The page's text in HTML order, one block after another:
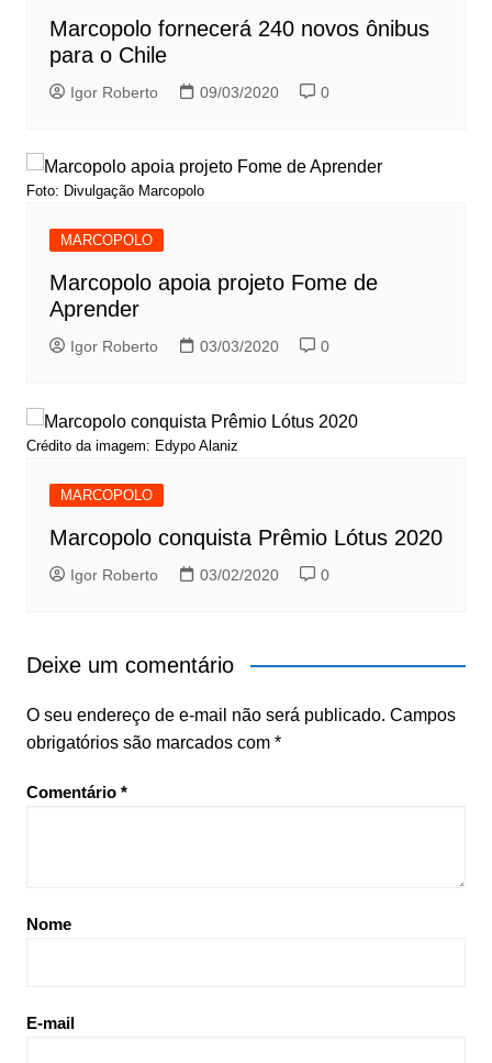
Marcopolo fornecerá 240 novos ônibus
para o Chile
Igor Roberto 09/03/2020 0
Foto: Divulgação Marcopolo
MARCOPOLO
Marcopolo apoia projeto Fome de
Aprender
Igor Roberto 03/03/2020 0
Crédito da imagem: Edypo Alaniz
MARCOPOLO
Marcopolo conquista Prêmio Lótus 2020
Igor Roberto 03/02/2020 0
Deixe um comentário
O seu endereço de e-mail não será publicado. Campos
obrigatórios são marcados com *
Comentário *
Nome
E-mail